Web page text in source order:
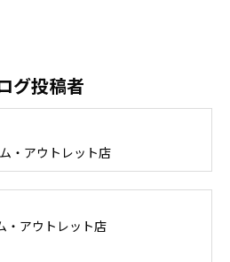
グ投稿者
・アウトレット店
・アウトレット店